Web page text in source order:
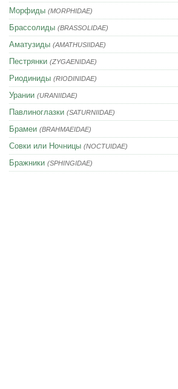
Морфиды (MORPHIDAE)
Брассолиды (BRASSOLIDAE)
Аматузиды (AMATHUSIIDAE)
Пестрянки (ZYGAENIDAE)
Риодиниды (RIODINIDAE)
Урании (URANIIDAE)
Павлиноглазки (SATURNIIDAE)
Брамеи (BRAHMAEIDAE)
Совки или Ночницы (NOCTUIDAE)
Бражники (SPHINGIDAE)